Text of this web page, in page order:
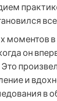
моментов
он
и
в